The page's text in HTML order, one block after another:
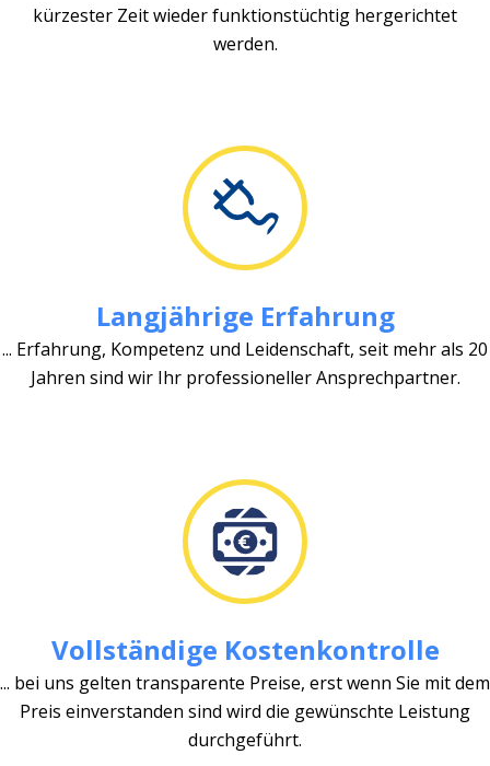
kürzester Zeit wieder funktionstüchtig hergerichtet
werden.
Langjährige Erfahrung
... Erfahrung, Kompetenz und Leidenschaft, seit mehr als 20
Jahren sind wir Ihr professioneller Ansprechpartner.
Vollständige Kostenkontrolle
... bei uns gelten transparente Preise, erst wenn Sie mit dem
Preis einverstanden sind wird die gewünschte Leistung
durchgeführt.